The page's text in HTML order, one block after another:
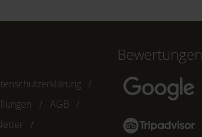
AGB
Bewertungen